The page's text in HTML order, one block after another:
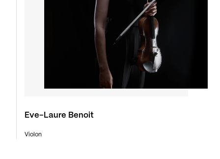
Eve-Laure Benoit
Violon